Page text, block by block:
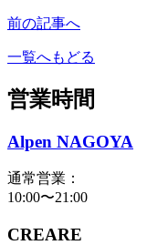
前の記事へ
一覧へもどる
営業時間
Alpen NAGOYA
通常営業：
10:00〜21:00
CREARE